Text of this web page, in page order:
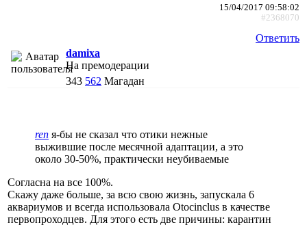
15/04/2017 09:58:02
#2368070
Ответить
damixa
На премодерации
343 562 Магадан
ren я-бы не сказал что отики нежные
выжившие после месячной адаптации, а это
около 30-50%, практически неубиваемые
Согласна на все 100%.
Скажу даже больше, за всю свою жизнь, запускала 6
аквариумов и всегда использовала Otocinclus в качестве
первопроходцев. Для этого есть две причины: карантин